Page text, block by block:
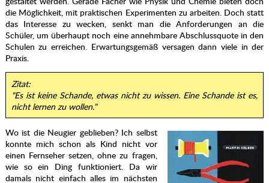
die Möglichkeit, mit praktischen Experimenten zu arbeiten. Doch statt
das Interesse zu wecken, senkt man die Anforderungen an die
Schüler, um überhaupt noch eine annehmbare Abschlussquote in den
Schulen zu erreichen. Erwartungsgemäß versagen dann viele in der
Praxis.
Zitat:
"Es ist keine Schande, etwas nicht zu wissen. Eine Schande ist es,
nicht lernen zu wollen."
Wo ist die Neugier geblieben? Ich selbst
konnte mich schon als Kind nicht vor
einen Fernseher setzen, ohne zu fragen,
wie so ein Ding funktioniert. Da wir
damals nicht einfach alles im nächsten